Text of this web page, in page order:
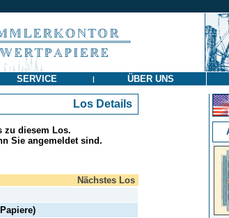
SERVICE | ÜBER UNS
Los Details
zu diesem Los.
Sie angemeldet sind.
Nächstes Los